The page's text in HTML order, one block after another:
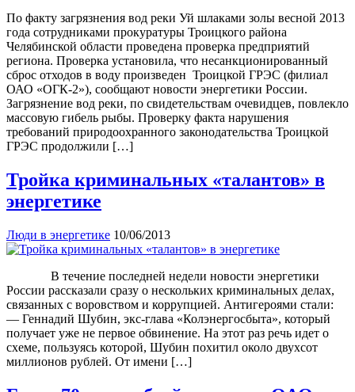
По факту загрязнения вод реки Уй шлаками золы весной 2013
года сотрудниками прокуратуры Троицкого района
Челябинской области проведена проверка предприятий
региона. Проверка установила, что несанкционированный
сброс отходов в воду произведен Троицкой ГРЭС (филиал
ОАО «ОГК-2»), сообщают новости энергетики России.
Загрязнение вод реки, по свидетельствам очевидцев, повлекло
массовую гибель рыбы. Проверку факта нарушения
требований природоохранного законодательства Троицкой
ГРЭС продолжили […]
Тройка криминальных «талантов» в
энергетике
Люди в энергетике 10/06/2013
В течение последней недели новости энергетики
России рассказали сразу о нескольких криминальных делах,
связанных с воровством и коррупцией. Антигероями стали:
— Геннадий Шубин, экс-глава «Колэнергосбыта», который
получает уже не первое обвинение. На этот раз речь идет о
схеме, пользуясь которой, Шубин похитил около двухсот
миллионов рублей. От имени […]